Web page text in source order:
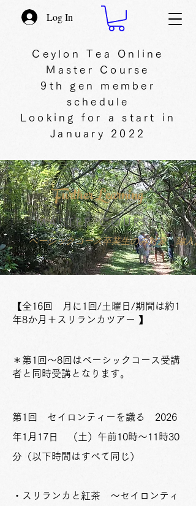
Log In
Ceylon Tea Online
Master Course
9th gen member
schedule
Looking for a start in
January 2022
Further Learning
MASTER COURSE
ベーシックコース卒業生のみ対象 編入
【全16回 月に1回/土曜日 /期間は約1
年8か月 ＋スリランカツアー 】
＊第1回～8回はベーシック​コース受講
者と同時受講となります。
​第1回 セイロンティーを識る 2026
年1月17日 （土）午前10時～11時30
分（以下時間はすべて同じ）
・スリランカと紅茶 ～セイロンティ